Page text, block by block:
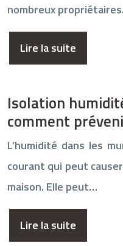
nombreux
Lire la suite
Isolation
comment
L’humidité dans les
courant qui peut
maison. Elle peut…
Lire la suite